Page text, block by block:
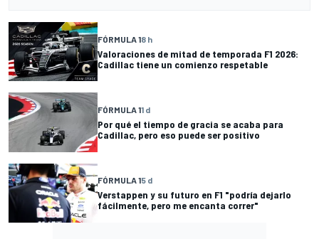
FÓRMULA 18 h
Valoraciones de mitad de temporada F1 2026:
Cadillac tiene un comienzo respetable
FÓRMULA 11 d
Por qué el tiempo de gracia se acaba para
Cadillac, pero eso puede ser positivo
FÓRMULA 15 d
Verstappen y su futuro en F1 "podría dejarlo
fácilmente, pero me encanta correr"